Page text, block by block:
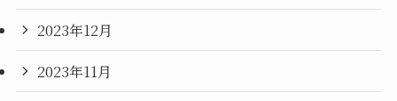
2023年12月
2023年11月